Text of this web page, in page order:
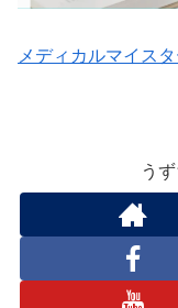
メディカルマイス
う